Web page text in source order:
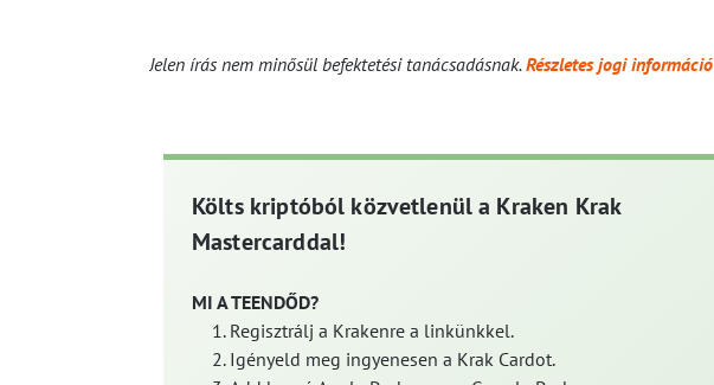
Jelen írás nem minősül befektetési tanácsadásnak.Részletes jogi információ
Költs kriptóból közvetlenül a Kraken Krak
Mastercarddal!
MI A TEENDŐD?
Regisztrálj a Krakenre a linkünkkel.
Igényeld meg ingyenesen a Krak Cardot.